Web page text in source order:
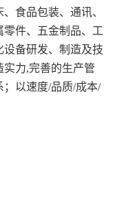
食品包装、通讯、
件、五金制品、工
备研发、制造及技
力,完善的生产管
以速度/品质/成本/